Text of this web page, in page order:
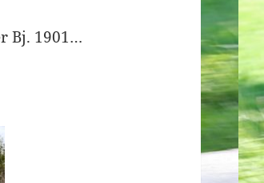
Bj. 1901…